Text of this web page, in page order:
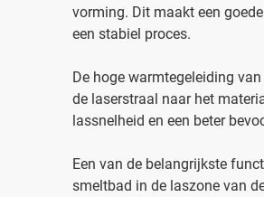
vorming. Dit maakt een
een stabiel proces.
De hoge warmtegeleiding
de laserstraal naar het
lassnelheid en een beter
Een van de belangrijkste
smeltbad in de laszone van